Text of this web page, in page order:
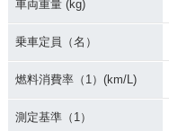
車両重量 (kg)
乗車定員（名）
燃料消費率（1）(km/L)
測定基準（1）